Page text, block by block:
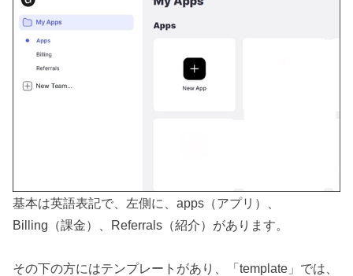
基本は英語表記で、左側に、apps（アプリ）、
Billing（課金）、Referrals（紹介）があります。
その下の方にはテンプレートがあり、「template」では、